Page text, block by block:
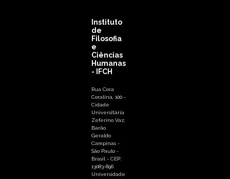
Instituto
de
Filosofia
e
Ciências
Humanas
- IFCH
Rua Cora
Coralina, 100 -
Cidade
Universitária
Zeferino Vaz,
Barão
Geraldo
Campinas -
São Paulo -
Brasil - CEP:
13083-896
Universidade